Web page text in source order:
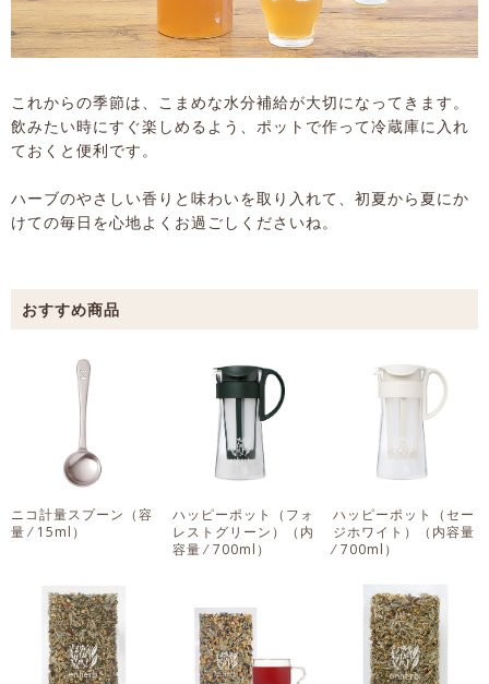
これからの季節は、こまめな水分補給が大切になってきます。
飲みたい時にすぐ楽しめるよう、ポットで作って冷蔵庫に入れ
ておくと便利です。
ハーブのやさしい香りと味わいを取り入れて、初夏から夏にか
けての毎日を心地よくお過ごしくださいね。
ニコ計量スプーン （容
量 ⁄ 15ml）
ハッピーポット（フォ
レストグリーン）
（内
容量 ⁄ 700ml）
ハッピーポット（セー
ジホワイト）
（内容量
⁄ 700ml）